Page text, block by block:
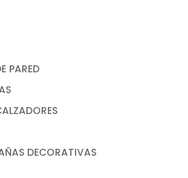
PARED
DECORATIVAS